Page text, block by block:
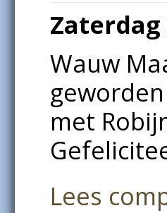
Zaterdag
Wauw
met
Lees